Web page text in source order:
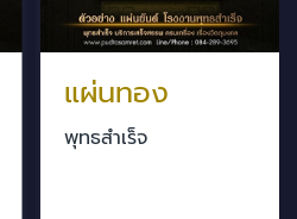
แผ่นทอง
พุทธสำเร็จ